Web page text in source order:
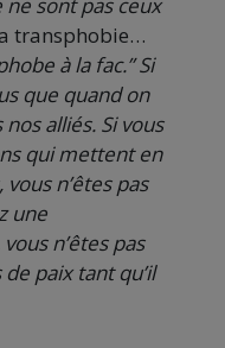
sont pas ceux
transphobie…
à la fac.” Si
que quand on
nos alliés. Si vous
qui mettent en
n’êtes pas
une
n’êtes pas
de paix tant qu’il